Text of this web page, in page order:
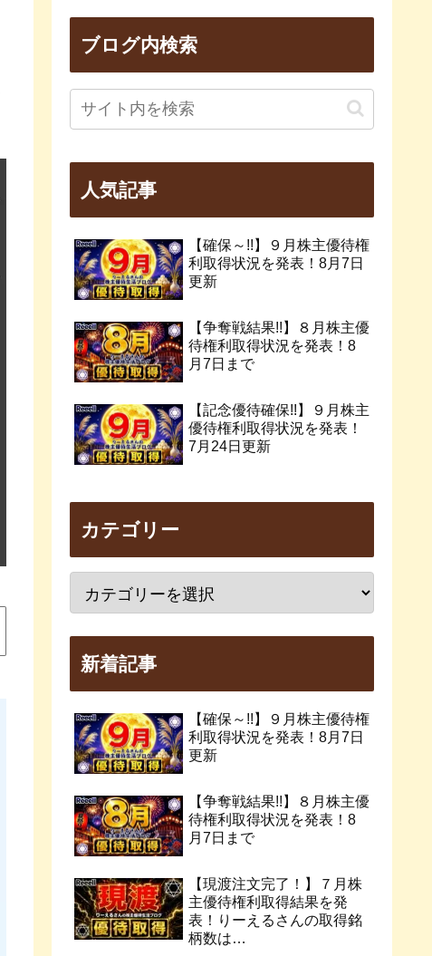
ブログ内検索
人気記事
【確保～!!】９月株主優待権
利取得状況を発表！8月7日
更新
【争奪戦結果!!】８月株主優
待権利取得状況を発表！8
月7日まで
【記念優待確保!!】９月株主
優待権利取得状況を発表！
7月24日更新
カテゴリー
新着記事
【確保～!!】９月株主優待権
利取得状況を発表！8月7日
更新
【争奪戦結果!!】８月株主優
待権利取得状況を発表！8
月7日まで
【現渡注文完了！】７月株
主優待権利取得結果を発
表！りーえるさんの取得銘
柄数は…